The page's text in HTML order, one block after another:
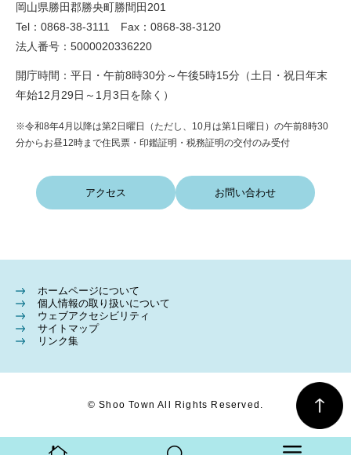
岡山県勝田郡勝央町勝間田201
Tel：0868-38-3111 Fax：0868-38-3120
法人番号：5000020336220
開庁時間：平日・午前8時30分～午後5時15分（土日・祝日年末
年始12月29日～1月3日を除く）
※令和8年4月以降は第2日曜日（ただし、10月は第1日曜日）の午前8時30
分からお昼12時まで住民票・印鑑証明・税務証明の交付のみ受付
アクセス お問い合わせ
ホームページについて
個人情報の取り扱いについて
ウェブアクセシビリティ
サイトマップ
リンク集
© Shoo Town All Rights Reserved.